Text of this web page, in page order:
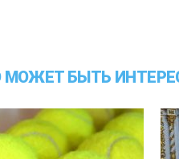
МОЖЕТ БЫТЬ